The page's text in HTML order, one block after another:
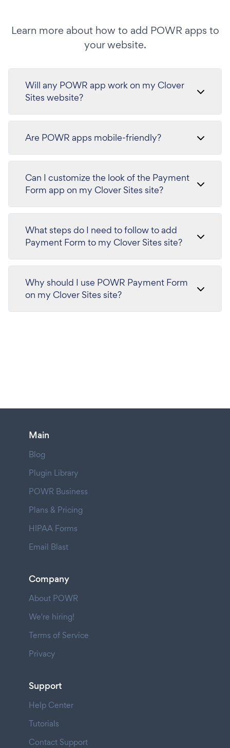
Learn more about how to add POWR apps to
your website.
Will any POWR app work on my Clover
Sites website?
Are POWR apps mobile-friendly?
Can I customize the look of the Payment
Form app on my Clover Sites site?
What steps do I need to follow to add
Payment Form to my Clover Sites site?
Why should I use POWR Payment Form
on my Clover Sites site?
Main
Blog
Plugin Library
POWR Business
Plans & Pricing
HIPAA Forms
Email Blast
Company
About POWR
We're hiring!
Terms of Service
Privacy
Support
Help Center
Tutorials
Contact Support